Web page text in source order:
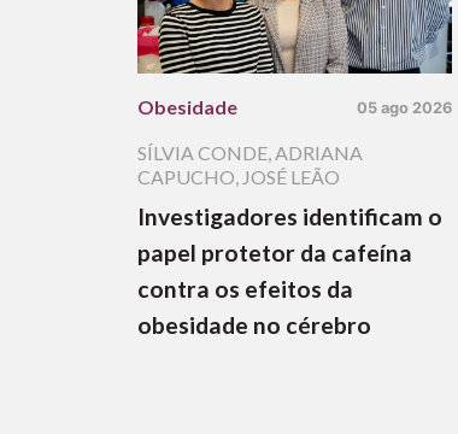
Obesidade 05 ago 2026
SÍLVIA CONDE,ADRIANA
CAPUCHO, JOSÉ LEÃO
Investigadores identificam o
papel protetor da cafeína
contra os efeitos da
obesidade no cérebro